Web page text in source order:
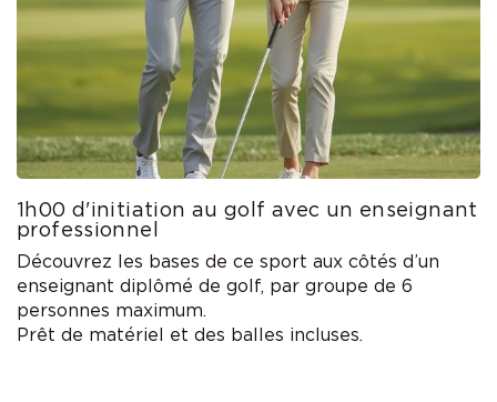
1h00 d'initiation au golf avec un enseignant
professionnel
Découvrez les bases de ce sport aux côtés d’un
enseignant diplômé de golf, par groupe de 6
personnes maximum.
Prêt de matériel et des balles incluses.